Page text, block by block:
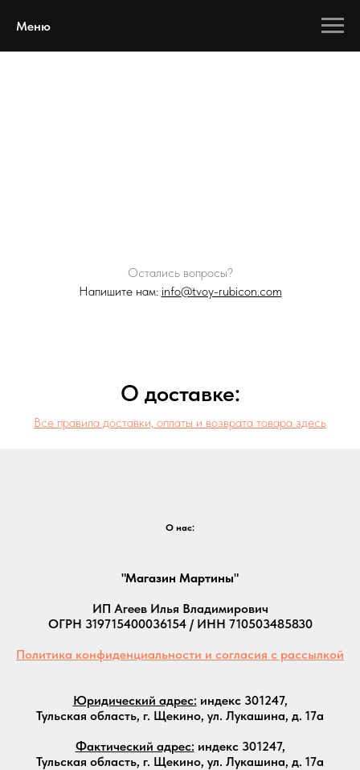
Меню
Остались вопросы?
Напишите нам: info@tvoy-rubicon.com
О доставке:
Все правила доставки, оплаты и возврата товара здесь
О нас:
"Магазин Мартины"
ИП Агеев Илья Владимирович
ОГРН 319715400036154 / ИНН 710503485830
Политика конфиденциальности и согласия с рассылкой
Юридический адрес: индекс 301247,
Тульская область, г. Щекино, ул. Лукашина, д. 17а
Фактический адрес: индекс 301247,
Тульская область, г. Щекино, ул. Лукашина, д. 17а